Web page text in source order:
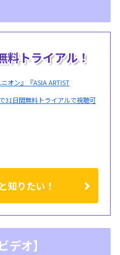
料トライアル！
オン』『ASIA ARTIST
31日間無料トライアルで視聴可
知りたい！
デオ】